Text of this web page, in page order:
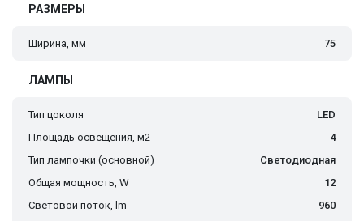
РАЗМЕРЫ
Ширина, мм 75
ЛАМПЫ
Тип цоколя
LED
Площадь освещения, м2
4
Тип лампочки (основной)
Светодиодная
Общая мощность, W
12
Световой поток, lm
960